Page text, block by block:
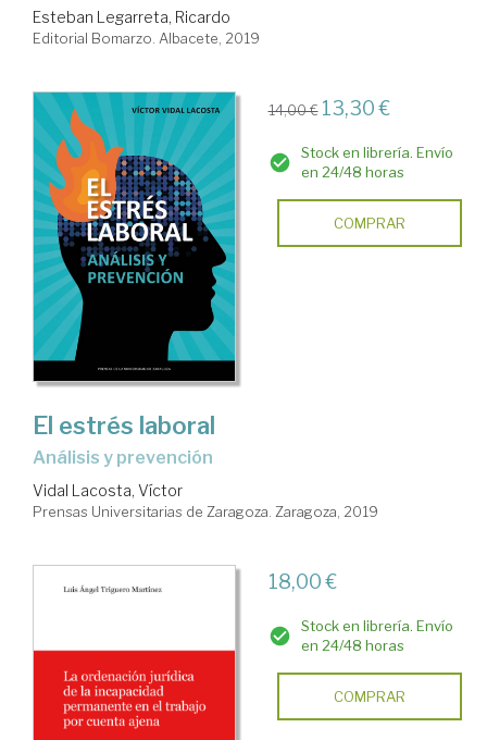
Esteban Legarreta, Ricardo
Editorial Bomarzo. Albacete, 2019
14,00 € 13,30 €
Stock en librería. Envío
en 24/48 horas
COMPRAR
El estrés laboral
Análisis y prevención
Vidal Lacosta, Víctor
Prensas Universitarias de Zaragoza. Zaragoza, 2019
18,00 €
Stock en librería. Envío
en 24/48 horas
COMPRAR